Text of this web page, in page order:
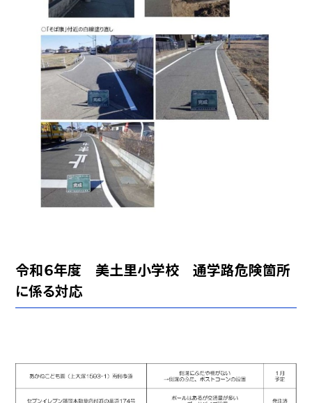
令和６年度 美土里小学校 通学路危険箇所
に係る対応